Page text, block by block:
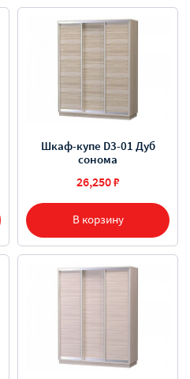
В корзину
Шкаф-купе D3-01 Дуб
сонома
26,250 ₽